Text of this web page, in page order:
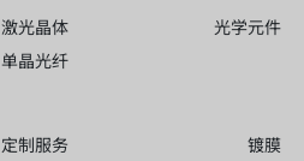
激光晶体
光学元件
单晶光纤
定制服务 镀膜